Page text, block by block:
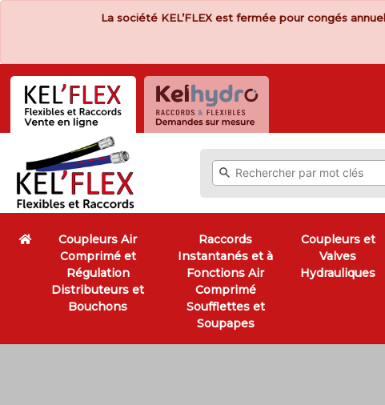
La société KEL’FLEX est fermée pour congés
Coupleurs Air
Comprimé et
Régulation
Distributeurs et
Bouchons
Raccords
Instantanés et à
Fonctions Air
Comprimé
Soufflettes et
Soupapes
Coupleurs et
Valves
Hydrauliques